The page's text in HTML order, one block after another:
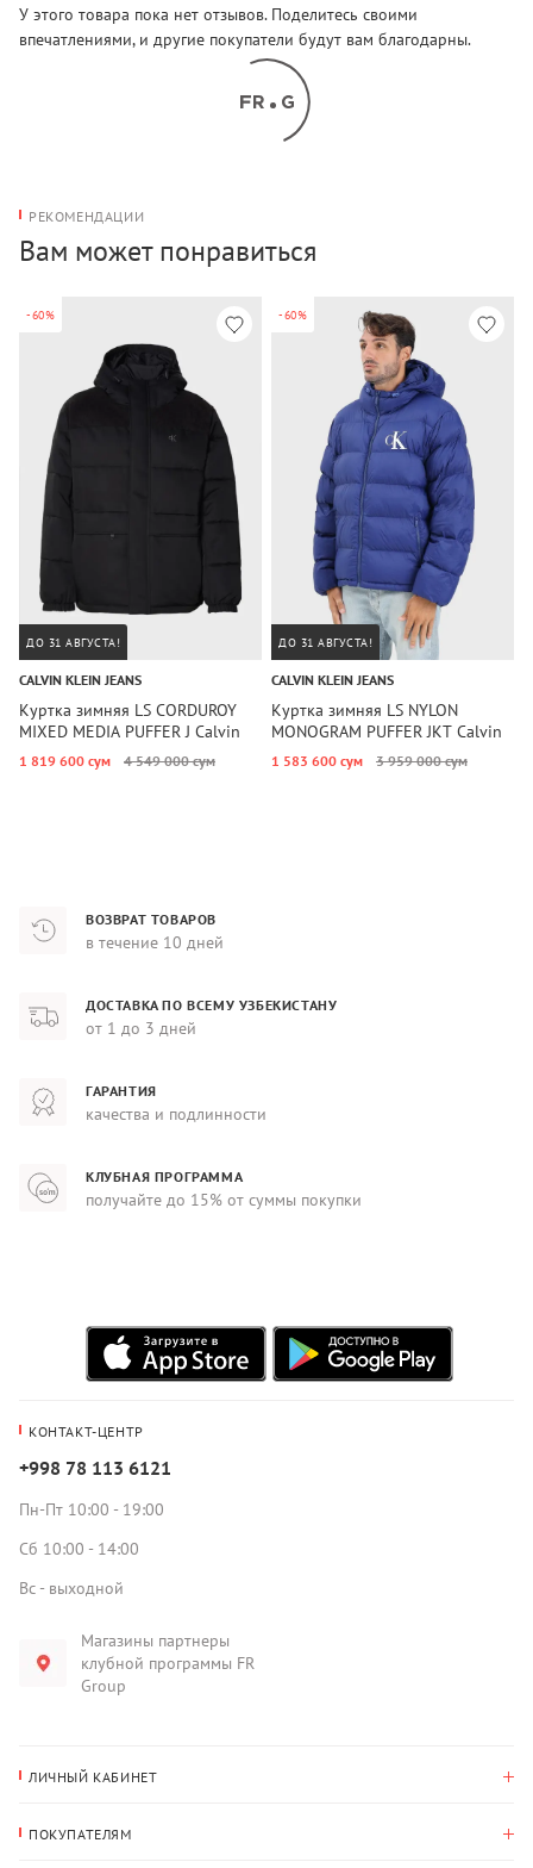
У этого товара пока нет отзывов. Поделитесь своими
впечатлениями, и другие покупатели будут вам благодарны.
РЕКОМЕНДАЦИИ
Вам может понравиться
-60%
ДО 31 АВГУСТА!
CALVIN KLEIN JEANS
Куртка зимняя LS CORDUROY
MIXED MEDIA PUFFER J Calvin
Klein Jeans
1 819 600 сум 4 549 000 сум
-60%
ДО 31 АВГУСТА!
CALVIN KLEIN JEANS
Куртка зимняя LS NYLON
MONOGRAM PUFFER JKT Calvin
Klein Jeans
1 583 600 сум 3 959 000 сум
ВОЗВРАТ ТОВАРОВ
в течение 10 дней
ДОСТАВКА ПО ВСЕМУ УЗБЕКИСТАНУ
от 1 до 3 дней
ГАРАНТИЯ
качества и подлинности
КЛУБНАЯ ПРОГРАММА
получайте до 15% от суммы покупки
КОНТАКТ-ЦЕНТР
+998 78 113 6121
Пн-Пт 10:00 - 19:00
Сб 10:00 - 14:00
Вс - выходной
Магазины партнеры
клубной программы FR
Group
ЛИЧНЫЙ КАБИНЕТ
ПОКУПАТЕЛЯМ